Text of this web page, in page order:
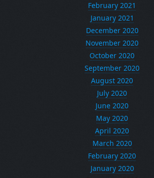
February 2021
January 2021
December 2020
November 2020
October 2020
September 2020
August 2020
July 2020
June 2020
May 2020
April 2020
March 2020
February 2020
January 2020